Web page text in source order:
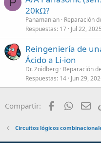
20kΩ?
Panamanian Reparación
Respuestas 17 Jul 22, 2025
Reingeniería de
Ácido a Li-ion
Dr. Zoidberg Reparación
Respuestas 14 Jun 29,
Compartir: Facebook
Circuitos lógicos